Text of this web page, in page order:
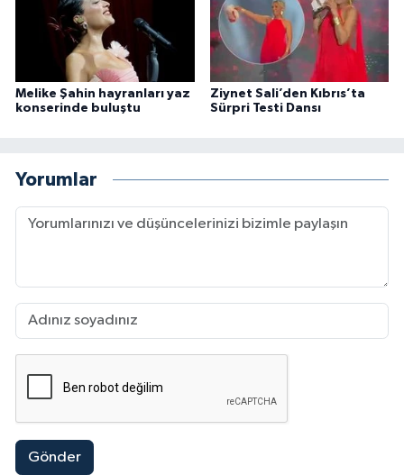
Melike Şahin hayranları yaz
konserinde buluştu
Ziynet Sali’den Kıbrıs’ta
Sürpri Testi Dansı
Yorumlar
Gönder